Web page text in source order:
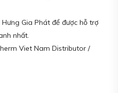
Gia Phát để được hỗ trợ
nhất.
Viet Nam Distributor /